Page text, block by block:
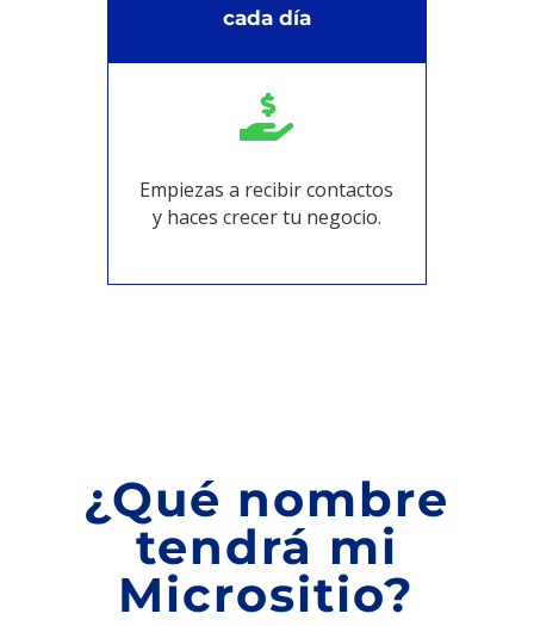
cada día

Empiezas a recibir contactos
y haces crecer tu negocio.
¿Qué nombre
tendrá mi
Micrositio?